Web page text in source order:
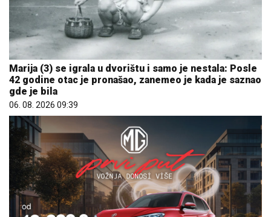
Marija (3) se igrala u dvorištu i samo je nestala: Posle
42 godine otac je pronašao, zanemeo je kada je saznao
gde je bila
06. 08. 2026 09:39